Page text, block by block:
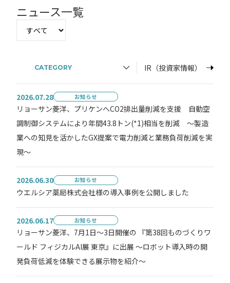
ニュース一覧
CATEGORY IR（投資家情報）
2026.07.28 お知らせ
リョーサン菱洋、プリケンへCO2排出量削減を支援 自動空
調制御システムにより年間43.8トン(*1)相当を削減 ～製造
業への知見を活かしたGX提案で電力削減と業務負荷削減を実
現～
2026.06.30 お知らせ
ウエルシア薬局株式会社様の導入事例を公開しました
2026.06.17 お知らせ
リョーサン菱洋、7月1日～3日開催の 『第38回ものづくりワ
ールド フィジカルAI展 東京』に出展 ～ロボット導入時の開
発負荷低減を体験できる展示物を紹介～